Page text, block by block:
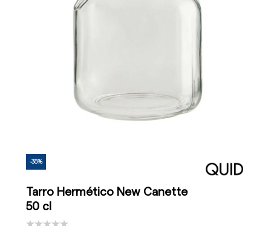
-35%
Tarro Hermético New Canette
50 cl